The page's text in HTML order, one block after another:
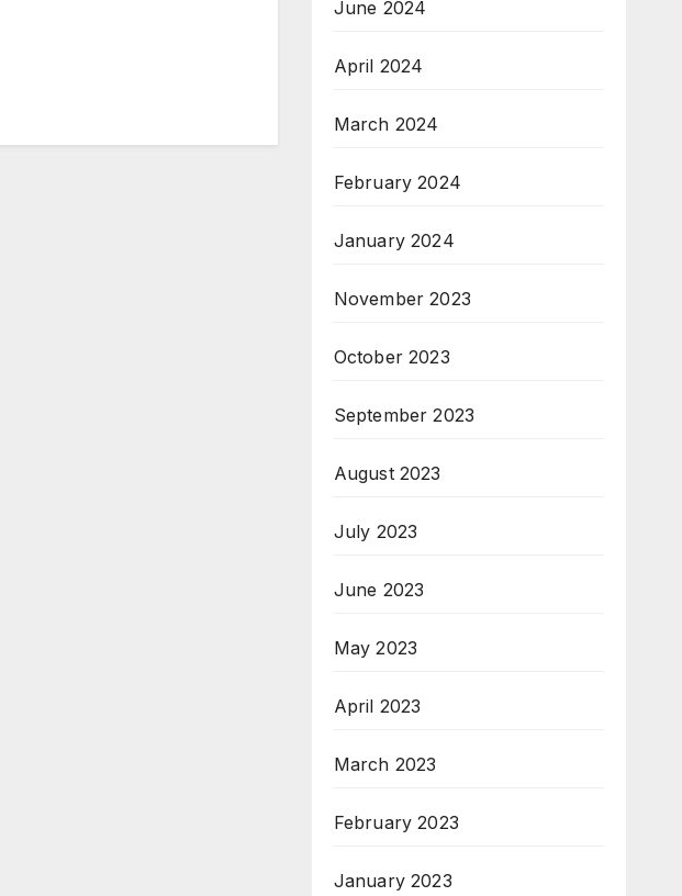
June 2024
April 2024
March 2024
February 2024
January 2024
November 2023
October 2023
September 2023
August 2023
July 2023
June 2023
May 2023
April 2023
March 2023
February 2023
January 2023